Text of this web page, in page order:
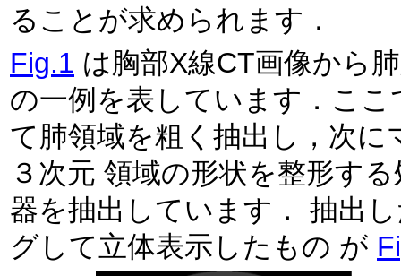
ることが求められます．
Fig.1 は胸部X線CT画像から
の一例を表しています．こ
て肺領域を粗く抽出し，次
３次元 領域の形状を整形す
器を抽出しています． 抽出
グして立体表示したもの が